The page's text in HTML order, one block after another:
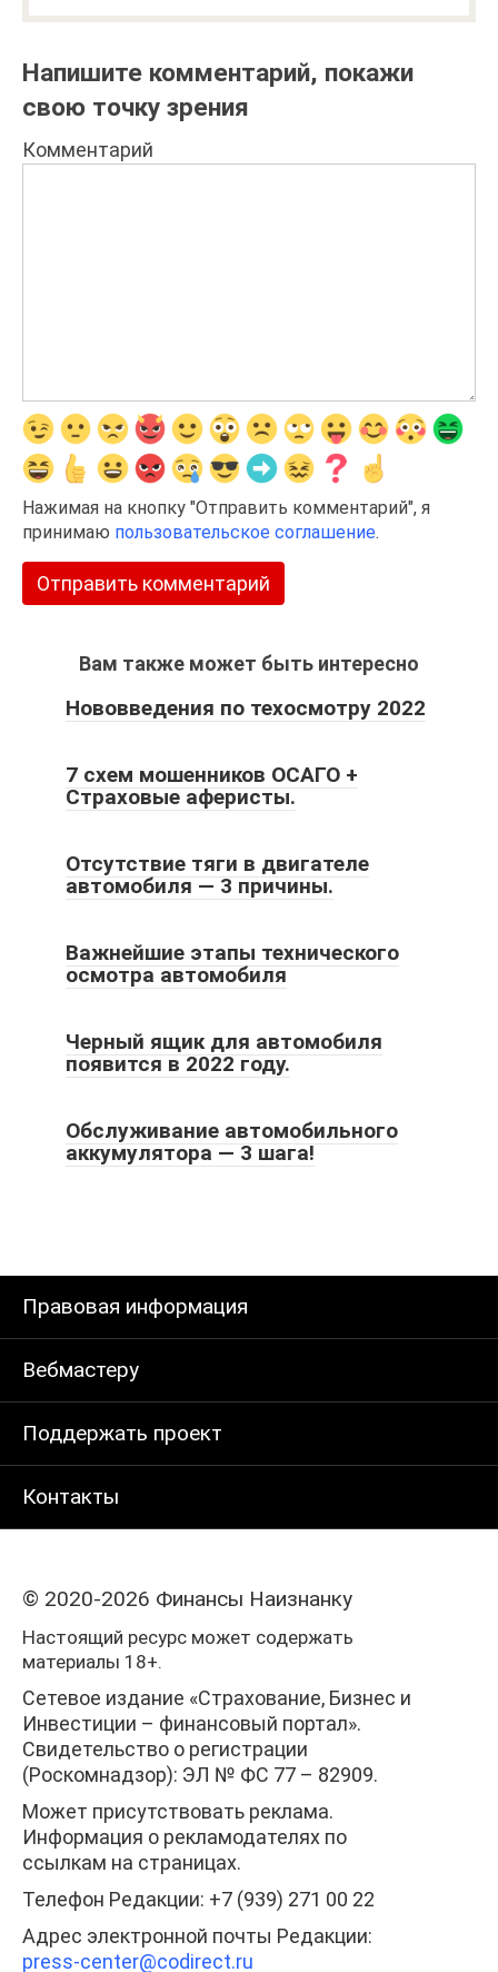
Напишите комментарий, покажи
свою точку зрения
Комментарий
Нажимая на кнопку "Отправить комментарий", я
принимаю пользовательское соглашение.
Вам также может быть интересно
Нововведения по техосмотру 2022
7 схем мошенников ОСАГО +
Страховые аферисты.
Отсутствие тяги в двигателе
автомобиля — 3 причины.
Важнейшие этапы технического
осмотра автомобиля
Черный ящик для автомобиля
появится в 2022 году.
Обслуживание автомобильного
аккумулятора — 3 шага!
Правовая информация
Вебмастеру
Поддержать проект
Контакты
© 2020-2026 Финансы Наизнанку
Настоящий ресурс может содержать
материалы 18+.
Сетевое издание «Страхование, Бизнес и
Инвестиции – финансовый портал».
Свидетельство о регистрации
(Роскомнадзор): ЭЛ № ФС 77 – 82909.
Может присутствовать реклама.
Информация о рекламодателях по
ссылкам на страницах.
Телефон Редакции: +7 (939) 271 00 22
Адрес электронной почты Редакции:
press-center@codirect.ru